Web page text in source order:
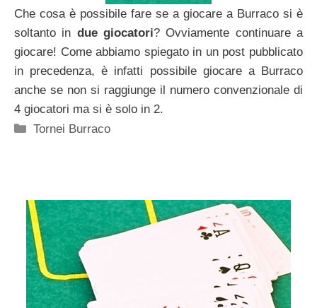
Che cosa è possibile fare se a giocare a Burraco si è
soltanto in due giocatori? Ovviamente continuare a
giocare! Come abbiamo spiegato in un post pubblicato
in precedenza, è infatti possibile giocare a Burraco
anche se non si raggiunge il numero convenzionale di
4 giocatori ma si è solo in 2.
Categorie
Tornei Burraco